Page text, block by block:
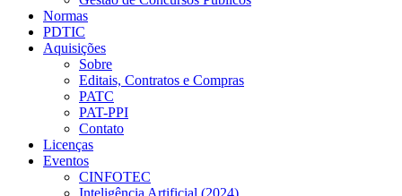
Normas
PDTIC
Aquisições
Sobre
Editais, Contratos e Compras
PATC
PAT-PPI
Contato
Licenças
Eventos
CINFOTEC
Inteligência Artificial (2024)